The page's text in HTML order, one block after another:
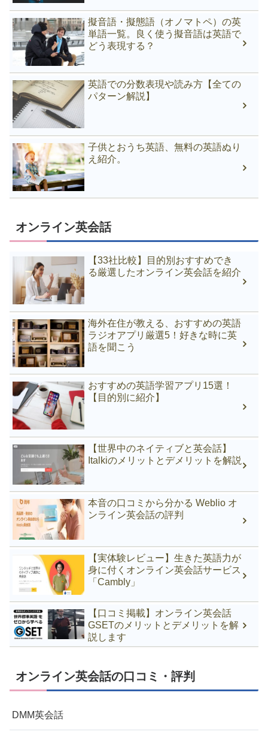
擬音語・擬態語（オノマトペ）の英
単語一覧。良く使う擬音語は英語で
どう表現する？
英語での分数表現や読み方【全ての
パターン解説】
子供とおうち英語、無料の英語ぬり
え紹介。
オンライン英会話
【33社比較】目的別おすすめでき
る厳選したオンライン英会話を紹介
海外在住が教える、おすすめの英語
ラジオアプリ厳選5！好きな時に英
語を聞こう
おすすめの英語学習アプリ15選！
【目的別に紹介】
【世界中のネイティブと英会話】
Italkiのメリットとデメリットを解説
本音の口コミから分かる Weblio オ
ンライン英会話の評判
【実体験レビュー】生きた英語力が
身に付くオンライン英会話サービス
「Cambly」
【口コミ掲載】オンライン英会話
GSETのメリットとデメリットを解
説します
オンライン英会話の口コミ・評判
DMM英会話